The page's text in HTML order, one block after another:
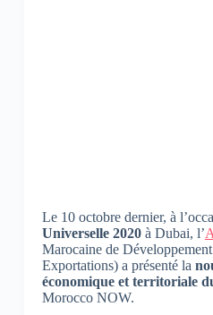
Le 10 octobre dernier, à
Universelle 2020à Dubai, l’
Marocaine de
Exportations) a présenté la
économique et territoriale
Morocco NOW.